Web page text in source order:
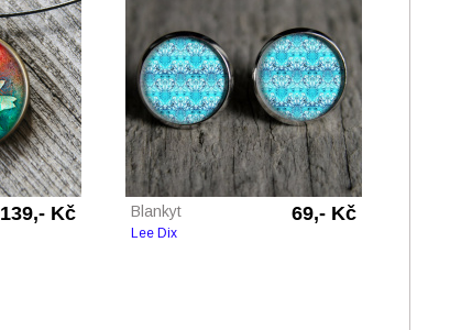
139,- Kč Blankyt 69,- Kč
Lee Dix